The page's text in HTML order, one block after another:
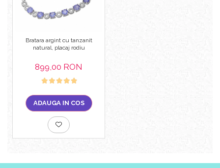
Bratara argint cu tanzanit
natural, placaj rodiu
899,00 RON
ADAUGA IN COS